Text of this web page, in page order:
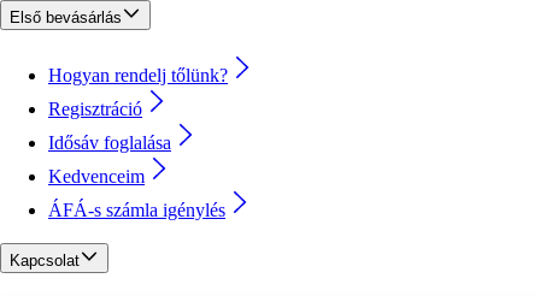
Első bevásárlás
Hogyan rendelj tőlünk?
Regisztráció
Idősáv foglalása
Kedvenceim
ÁFÁ-s számla igénylés
Kapcsolat